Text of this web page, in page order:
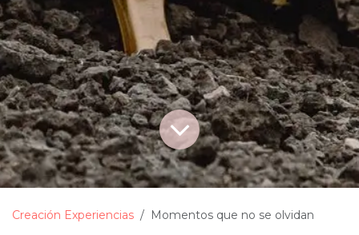
Creación Experiencias Momentos que no se olvidan